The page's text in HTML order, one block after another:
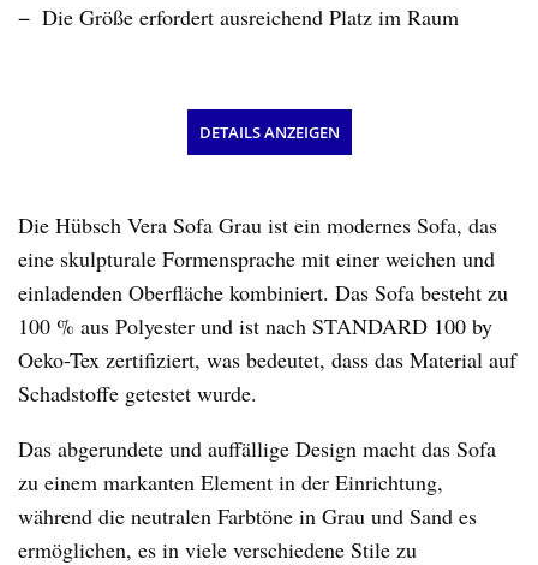
Die Hübsch Vera Sofa Grau ist ein modernes Sofa, das
eine skulpturale Formensprache mit einer weichen und
einladenden Oberfläche kombiniert. Das Sofa besteht zu
100 % aus Polyester und ist nach STANDARD 100 by
Oeko-Tex zertifiziert, was bedeutet, dass das Material auf
Schadstoffe getestet wurde.
Das abgerundete und auffällige Design macht das Sofa
zu einem markanten Element in der Einrichtung,
während die neutralen Farbtöne in Grau und Sand es
ermöglichen, es in viele verschiedene Stile zu
Die Größe erfordert ausreichend Platz im Raum
DETAILS ANZEIGEN